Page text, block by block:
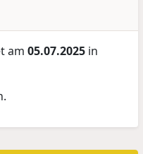
am05.07.2025 in